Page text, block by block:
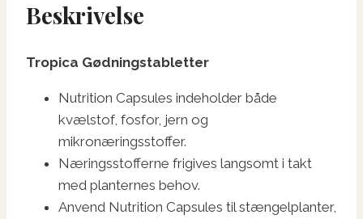
Beskrivelse
Tropica Gødningstabletter
Nutrition Capsules indeholder både
kvælstof, fosfor, jern og
mikronæringsstoffer.
Næringsstofferne frigives langsomt i takt
med planternes behov.
Anvend Nutrition Capsules til stængelplanter,